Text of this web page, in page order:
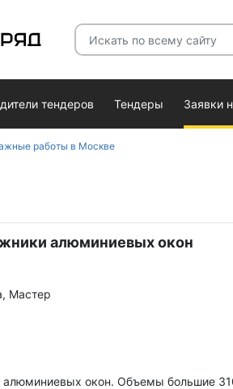
тендеров Тендеры Заявки
работы в Москве
алюминиевых окон
Мастер
алюминиевых окон. Объемы большие